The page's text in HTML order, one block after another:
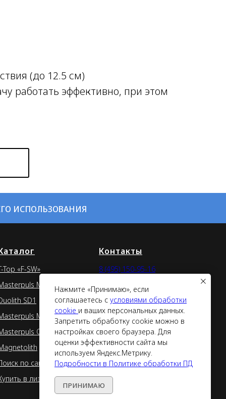
(до 12.5 см)
работать эффективно, при этом
ИСПОЛЬЗОВАНИЯ
Top «F-SW»
MP200
SD1
MP100
ONE
по сайту
в лизинг
Контакты
8 (495) 150-95-16
Москва, ул. Скаковая
36 стр. 2, офис 200
Демозал в Москве
Отзывы
Статьи
Нажмите «Принимаю», если
соглашаетесь с условиями обработки
cookie и ваших персональных данных.
Запретить обработку cookie можно в
настройках своего браузера. Для
оценки эффективности сайта мы
используем Яндекс.Метрику.
Подробности в Политике обработки ПД
ПРИНИМАЮ